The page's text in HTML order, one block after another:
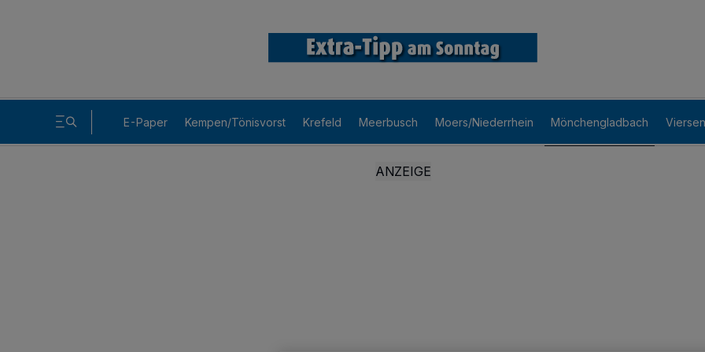
E-Paper Kempen/Tönisvorst Krefeld Meerbusch Moers/Niederrhein Mönchengladbach Viersen